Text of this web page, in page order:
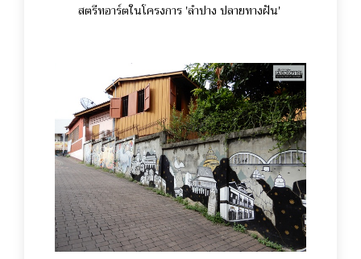
สตรีทอาร์ตในโครงการ 'ลำปาง ปลายทางฝัน'